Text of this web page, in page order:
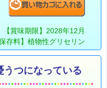
【賞味期限】2028年12月
保存料】植物性グリセリン
うつになっている